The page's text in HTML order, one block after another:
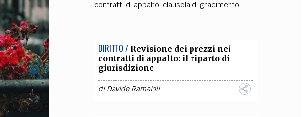
FOTOGRAFI
PUBBLICITÀ CONTATTI
contratti di appalto, clausola di gradimento
DIRITTO / Revisione dei prezzi nei
contratti di appalto: il riparto di
giurisdizione
diDavide Ramaioli